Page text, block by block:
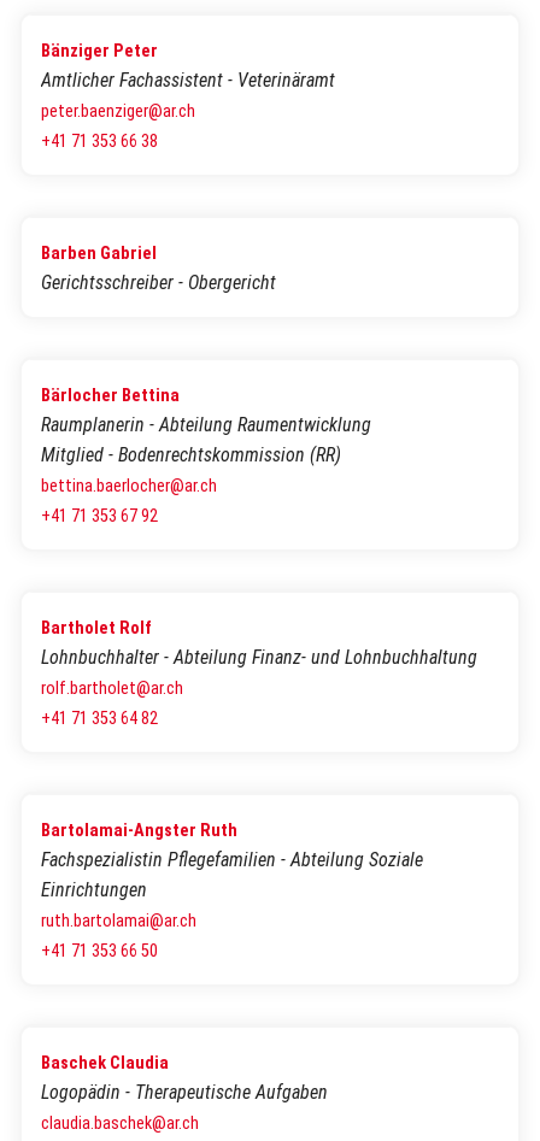
Bänziger Peter
Amtlicher Fachassistent - Veterinäramt
peter.baenziger@ar.ch
+41 71 353 66 38
Barben Gabriel
Gerichtsschreiber - Obergericht
Bärlocher Bettina
Raumplanerin - Abteilung Raumentwicklung
Mitglied - Bodenrechtskommission (RR)
bettina.baerlocher@ar.ch
+41 71 353 67 92
Bartholet Rolf
Lohnbuchhalter - Abteilung Finanz- und Lohnbuchhaltung
rolf.bartholet@ar.ch
+41 71 353 64 82
Bartolamai-Angster Ruth
Fachspezialistin Pflegefamilien - Abteilung Soziale
Einrichtungen
ruth.bartolamai@ar.ch
+41 71 353 66 50
Baschek Claudia
Logopädin - Therapeutische Aufgaben
claudia.baschek@ar.ch